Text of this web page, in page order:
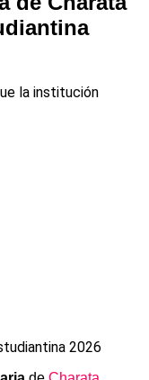
la institución